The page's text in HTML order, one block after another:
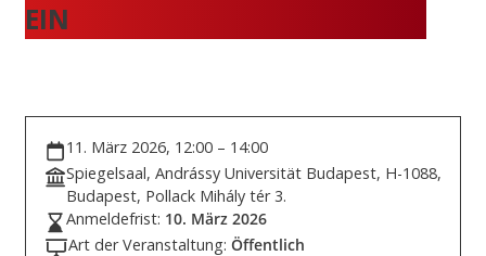
EIN
11. März 2026, 12:00 – 14:00
Spiegelsaal, Andrássy Universität Budapest, H-1088,
Budapest, Pollack Mihály tér 3.
Anmeldefrist: 10. März 2026
Art der Veranstaltung: Öffentlich